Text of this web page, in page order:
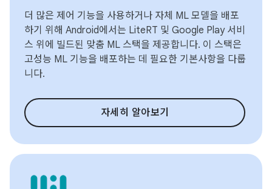
더 많은 제어 기능을 사용하거나 자체 ML 모델을 배포
하기 위해 Android에서는 LiteRT 및 Google Play 서비
스 위에 빌드된 맞춤 ML 스택을 제공합니다. 이 스택은
고성능 ML 기능을 배포하는 데 필요한 기본사항을 다룹
니다.
자세히 알아보기